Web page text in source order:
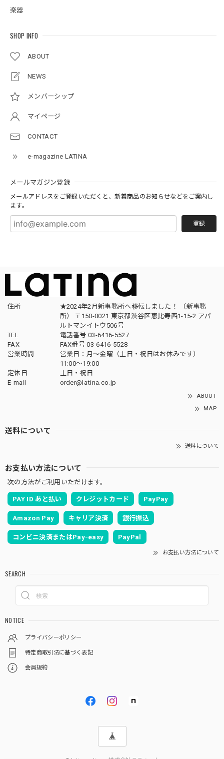
楽器
SHOP INFO
ABOUT
NEWS
メンバーシップ
マイページ
CONTACT
e-magazine LATINA
メールマガジン登録
メールアドレスをご登録いただくと、新着商品のお知らせなどをご案内し
ます。
登録
住所
★2024年2月新事務所へ移転しました！ （新事務
所） 〒150-0021 東京都渋谷区恵比寿西1-15-2 アパ
ルトマンイトウ506号
TEL
電話番号 03-6416-5527
FAX
FAX番号 03-6416-5528
営業時間
営業日：月〜金曜（土日・祝日はお休みです）
11:00〜19:00
定休日
土日・祝日
E-mail
order@latina.co.jp
ABOUT
MAP
送料について
送料について
お支払い方法について
次の方法がご利用いただけます。
PAY ID あと払い クレジットカード PayPay
Amazon Pay キャリア決済 銀行振込
コンビニ決済またはPay-easy PayPal
お支払い方法について
SEARCH
NOTICE
プライバシーポリシー
特定商取引法に基づく表記
会員規約